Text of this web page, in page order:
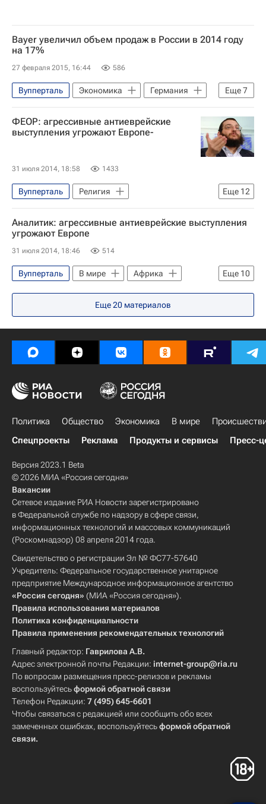
Bayer увеличил объем продаж в России в 2014 году
на 17%
27 февраля 2015, 16:44 586
Еще7
Вупперталь Экономика
Германия
Леверкузен
Северный Рейн-Вестфалия
Весь мир
Европа
СНГ
ФЕОР: агрессивные антиеврейские
выступления угрожают Европе-
31 июля 2014, 18:58 1433
Еще 12
Вупперталь
Религия
Аналитика - Религия и мировоззрение
Израиль
Палестина
Европа
Африка
Германия
Ближний Восток
Северный Рейн-Вестфалия
Азия
Россия
Аналитик: агрессивные антиеврейские выступления
угрожают Европе
31 июля 2014, 18:46 514
Еще 10
Вупперталь В мире
Африка
Германия
Европа
Израиль
Ближний Восток
Северный Рейн-Вестфалия
Азия
Весь мир
Федерация еврейских общин России
Россия
Еще20 материалов
Политика Общество Экономика В мире
Спецпроекты
Реклама Продукты и сервисы Пресс-
Версия 2023.1 Beta
© 2026 МИА «Россия сегодня»
Вакансии
Сетевое издание РИА Новости зарегистрировано
в Федеральной службе по надзору в сфере связи,
информационных технологий и массовых коммуникаций
(Роскомнадзор) 08 апреля 2014 года.
Свидетельство о регистрации Эл № ФС77-57640
Учредитель: Федеральное государственное унитарное
предприятие Международное информационное агентство
«Россия сегодня» (МИА «Россия сегодня»).
Правила использования материалов
Политика конфиденциальности
Правила применения рекомендательных технологий
Главный редактор: Гаврилова А.В.
Адрес электронной почты Редакции: internet-group@ria.ru
По вопросам размещения пресс-релизов и рекламы
воспользуйтесьформой обратной связи
Телефон Редакции: 7 (495) 645-6601
Чтобы связаться с редакцией или сообщить обо всех
замеченных ошибках, воспользуйтесьформой обратной
связи.